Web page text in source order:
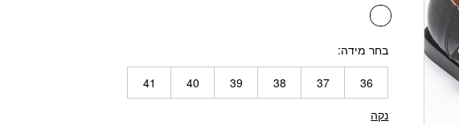
בחר מידה
36
37
38
39
40
41
נקה